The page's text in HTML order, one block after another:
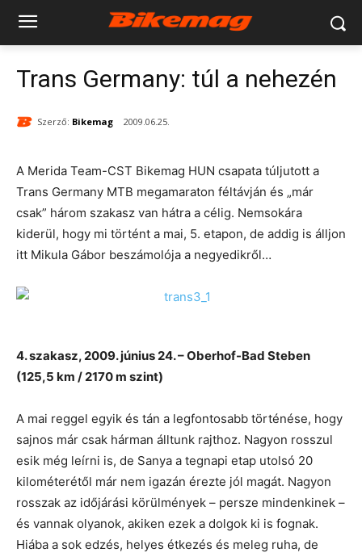
Trans Germany: túl a nehezén
Szerző: Bikemag 2009.06.25.
A Merida Team-CST Bikemag HUN csapata túljutott a
Trans Germany MTB megamaraton féltávján és „már
csak” három szakasz van hátra a célig. Nemsokára
kiderül, hogy mi történt a mai, 5. etapon, de addig is álljon
itt Mikula Gábor beszámolója a negyedikről…
4. szakasz, 2009. június 24. – Oberhof-Bad Steben
(125,5 km / 2170 m szint)
A mai reggel egyik és tán a legfontosabb történése, hogy
sajnos már csak hárman álltunk rajthoz. Nagyon rosszul
esik még leírni is, de Sanya a tegnapi etap utolsó 20
kilométerétől már nem igazán érezte jól magát. Nagyon
rosszak az időjárási körülmények – persze mindenkinek –
és vannak olyanok, akiken ezek a dolgok ki is fognak.
Hiába a sok edzés, helyes étkezés és meleg ruha, de